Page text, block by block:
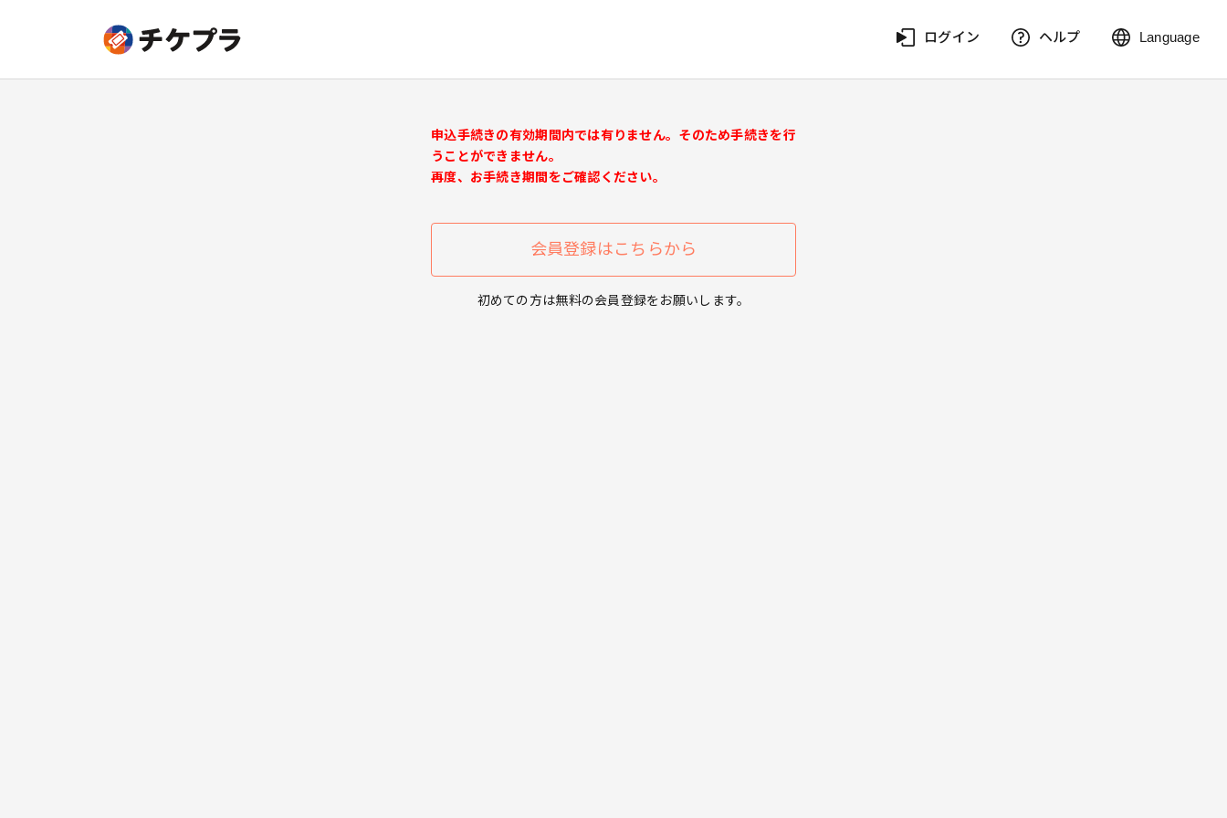
ログイン ヘルプ Language
申込手続きの有効期間内では有りません。そのため手続きを行
うことができません。
再度、お手続き期間をご確認ください。
会員登録はこちらから
初めての方は無料の会員登録をお願いします。